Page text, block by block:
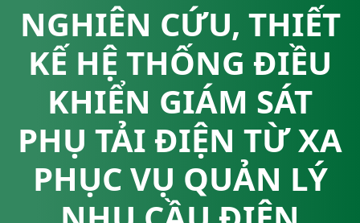
NGHIÊN CỨU, THIẾT
KẾ HỆ THỐNG ĐIỀU
KHIỂN GIÁM SÁT
PHỤ TẢI ĐIỆN TỪ XA
PHỤC VỤ QUẢN LÝ